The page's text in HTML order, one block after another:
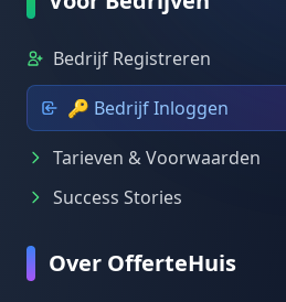
Bedrijf Registreren
🔑 Bedrijf Inloggen
Tarieven & Voorwaarden
Success Stories
Over OfferteHuis